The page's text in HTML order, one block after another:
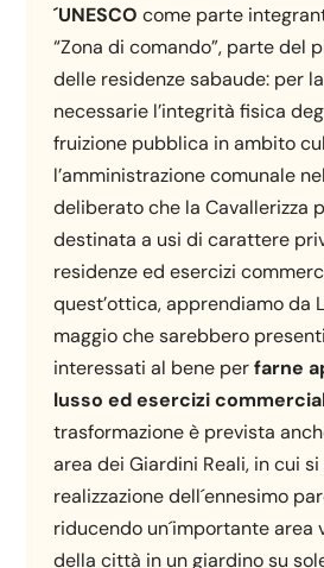
´UNESCO come parte
“Zona di comando”, parte del
delle residenze sabaude: per
necessarie l’integrità fisica
fruizione pubblica in ambito
l’amministrazione comunale
deliberato che la Cavallerizza
destinata a usi di carattere
residenze ed esercizi
quest’ottica, apprendiamo da
maggio che sarebbero
interessati al bene perfarne
lusso ed esercizi
trasformazione è prevista
area dei Giardini Reali, in cui
realizzazione dell´ennesimo
riducendo un´importante area
della città in un giardino su